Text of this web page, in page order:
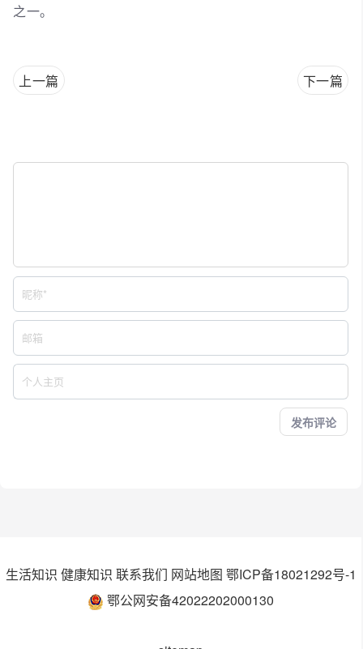
之一。
上一篇 下一篇
生活知识 健康知识 联系我们 网站地图 鄂ICP备18021292号-1
鄂公网安备42022202000130